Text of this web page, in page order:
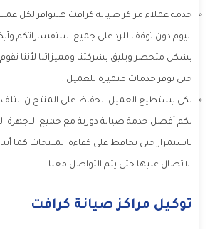
خدمة عملاء مراكز صيانة كرافت هتتوافر لكل
اليوم دون توقف للرد على جميع استفساراتكم
بشكل متحضر ويليق بشركتنا ومميزاتنا لأننا
حتى نوفر خدمات متميزة للعميل .
لكى يستطيع العميل الحفاظ على المنتج ن
لكم أفضل خدمة صيانة دورية مع جميع الاجهزة
باستمرار حتى نحافظ على كفاءة المنتجات كما أننا
الاتصال عليها حتى يتم التواصل معنا .
توكيل مراكز صيانة كرافت